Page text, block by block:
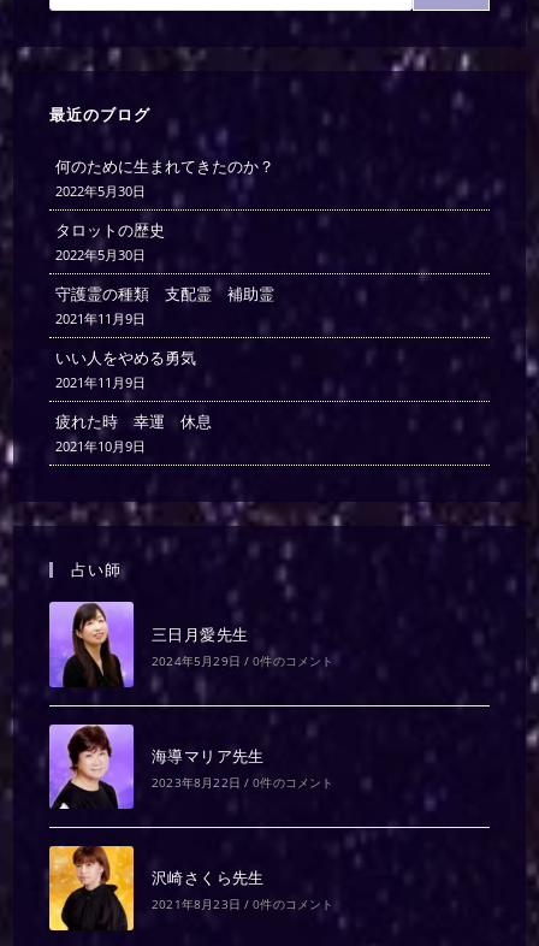
最近のブログ
何のために生まれてきたのか？
2022年5月30日
タロットの歴史
2022年5月30日
守護霊の種類 支配霊 補助霊
2021年11月9日
いい人をやめる勇気
2021年11月9日
疲れた時 幸運 休息
2021年10月9日
占い師
三日月愛先生
2024年5月29日 / 0件のコメント
海導マリア先生
2023年8月22日 / 0件のコメント
沢崎さくら先生
2021年8月23日 / 0件のコメント